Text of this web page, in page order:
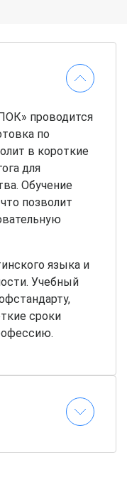
проводится
по
в короткие
для
Обучение
позволит
языка и
Учебный
сроки